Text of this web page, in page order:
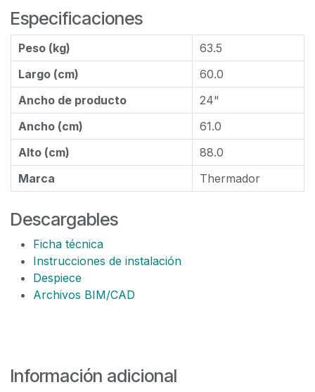
Especificaciones
Peso (kg)
63.5
Largo (cm)
60.0
Ancho de producto
24"
Ancho (cm)
61.0
Alto (cm)
88.0
Marca
Thermador
Descargables
Ficha técnica
Instrucciones de instalación
Despiece
Archivos BIM/CAD
Información adicional